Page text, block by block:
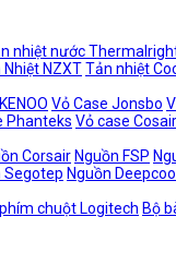
nhiệt nước
Nhiệt NZXTTản nhiệt
Vỏ Case Jonsbo
Phanteks Vỏ case Cosair
Corsair Nguồn FSP
Segotep Nguồn Deepcool
chuột Logitech Bộ